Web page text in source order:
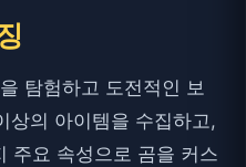
탐험하고 도전적인 보
상의 아이템을 수집하고,
주요 속성으로 곰을 커스